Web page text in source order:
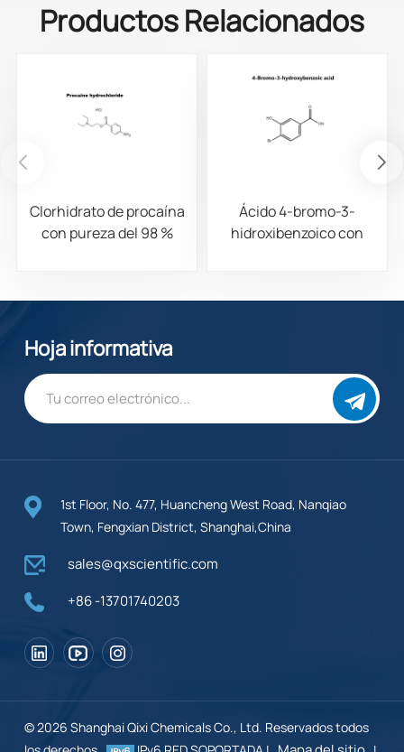
Productos Relacionados
Clorhidrato de procaína
con pureza del 98 %
Ácido 4-bromo-3-
hidroxibenzoico con
Hoja informativa
1st Floor, No. 477, Huancheng West Road, Nanqiao
Town, Fengxian District, Shanghai,China
sales@qxscientific.com
+86 -13701740203
© 2026 Shanghai Qixi Chemicals Co., Ltd. Reservados todos